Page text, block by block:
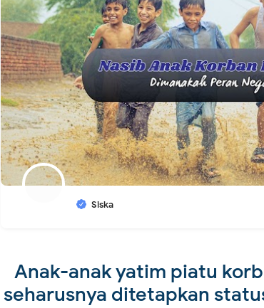
Siska
Anak-anak yatim piatu
seharusnya ditetapkan